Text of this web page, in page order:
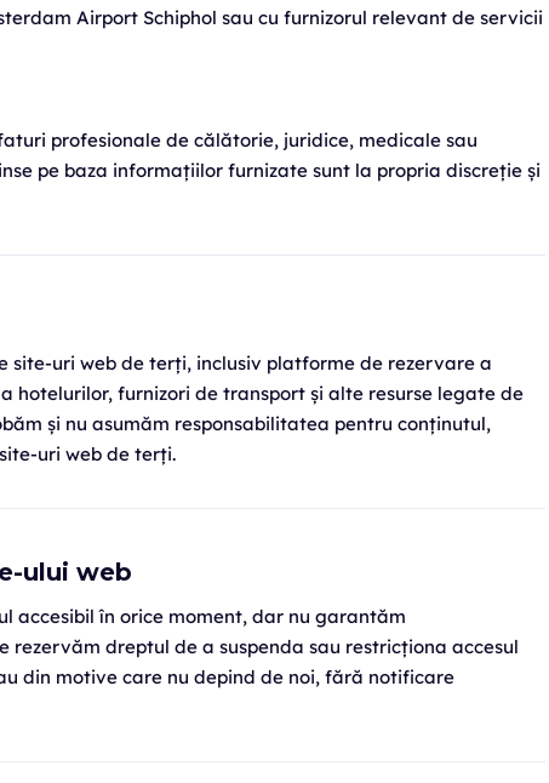
Airport Schiphol sau cu furnizorul relevant de servicii
profesionale de călătorie, juridice, medicale sau
pe baza informațiilor furnizate sunt la propria discreție și
site-uri web de terți, inclusiv platforme de rezervare a
hotelurilor, furnizori de transport și alte resurse legate de
și nu asumăm responsabilitatea pentru conținutul,
uri web de terți.
ului web
accesibil în orice moment, dar nu garantăm
rezervăm dreptul de a suspenda sau restricționa accesul
din motive care nu depind de noi, fără notificare